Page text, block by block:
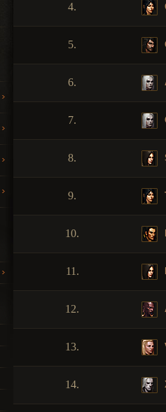
4.
5.
6.
7.
8.
9.
10.
11.
12.
13.
14.